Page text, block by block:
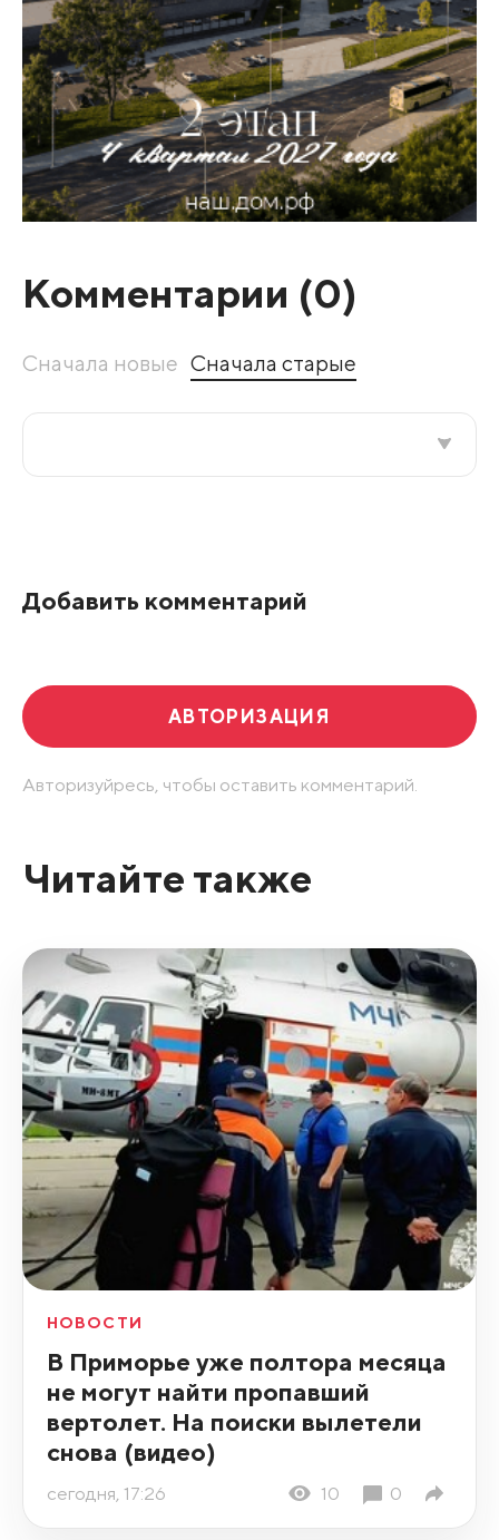
Комментарии (0)
Сначала новые Сначала старые
Добавить комментарий
АВТОРИЗАЦИЯ
Авторизуйресь, чтобы оставить комментарий.
Читайте также
НОВОСТИ
В Приморье уже полтора месяца
не могут найти пропавший
вертолет. На поиски вылетели
снова (видео)
сегодня, 17:26 10 0